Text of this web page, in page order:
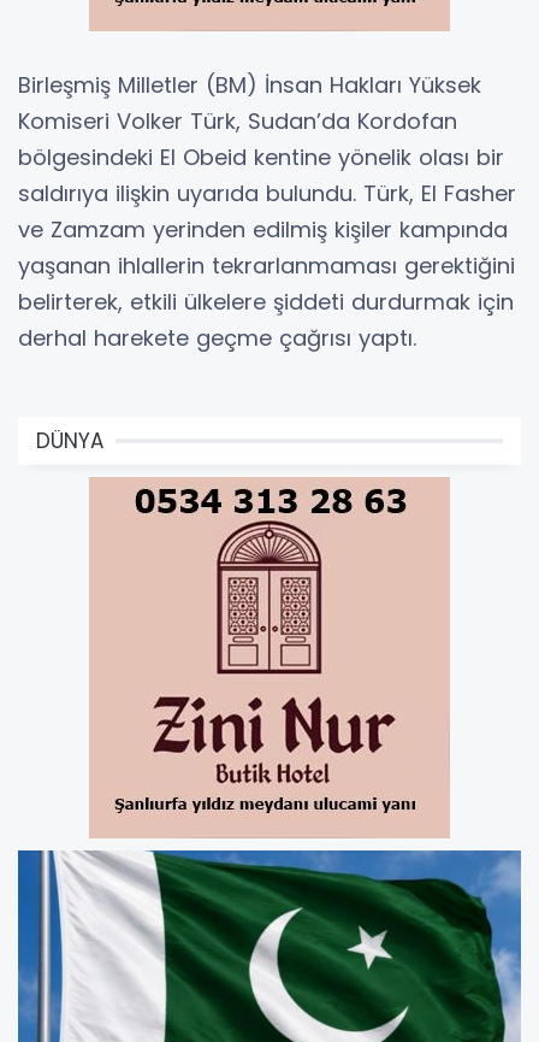
Birleşmiş Milletler (BM) İnsan Hakları Yüksek
Komiseri Volker Türk, Sudan’da Kordofan
bölgesindeki El Obeid kentine yönelik olası bir
saldırıya ilişkin uyarıda bulundu. Türk, El Fasher
ve Zamzam yerinden edilmiş kişiler kampında
yaşanan ihlallerin tekrarlanmaması gerektiğini
belirterek, etkili ülkelere şiddeti durdurmak için
derhal harekete geçme çağrısı yaptı.
DÜNYA